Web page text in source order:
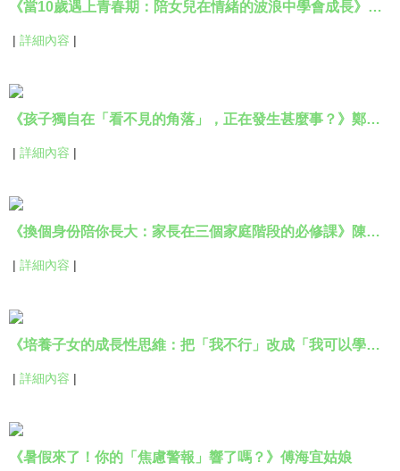
《當10歲遇上青春期：陪女兒在情緒的波浪中學會成長》凌婉君姑娘
| 詳細內容 |
《孩子獨自在「看不見的角落」，正在發生甚麼事？》鄭蕙珊姑娘
| 詳細內容 |
《換個身份陪你長大：家長在三個家庭階段的必修課》陳卓然先生
| 詳細內容 |
《培養子女的成長性思維：把「我不行」改成「我可以學會」》韓詠芝姑娘
| 詳細內容 |
《暑假來了！你的「焦慮警報」響了嗎？》傅海宜姑娘